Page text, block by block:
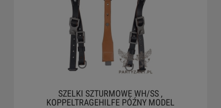
SZELKI SZTURMOWE WH/SS ,
KOPPELTRAGEHILFE PÓŹNY MODEL